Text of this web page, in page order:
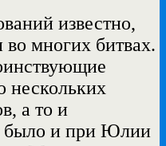
известно,
во многих битвах.
нескольких
а то и
было и при Юлии